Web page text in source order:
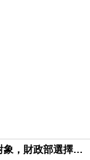
國票成為民進黨掏空對象，財政部選擇性失憶